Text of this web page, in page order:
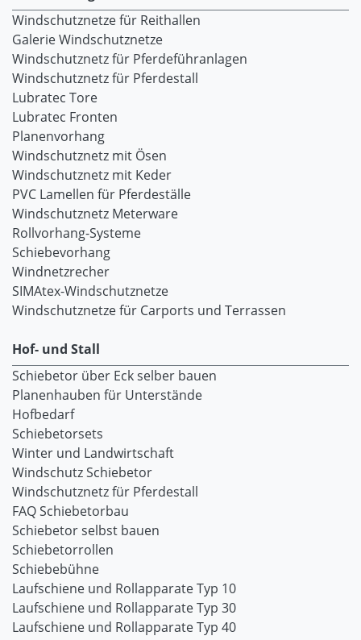
Windschutznetze für Reithallen
Galerie Windschutznetze
Windschutznetz für Pferdeführanlagen
Windschutznetz für Pferdestall
Lubratec Tore
Lubratec Fronten
Planenvorhang
Windschutznetz mit Ösen
Windschutznetz mit Keder
PVC Lamellen für Pferdeställe
Windschutznetz Meterware
Rollvorhang-Systeme
Schiebevorhang
Windnetzrecher
SIMAtex-Windschutznetze
Windschutznetze für Carports und Terrassen
Hof- und Stall
Schiebetor über Eck selber bauen
Planenhauben für Unterstände
Hofbedarf
Schiebetorsets
Winter und Landwirtschaft
Windschutz Schiebetor
Windschutznetz für Pferdestall
FAQ Schiebetorbau
Schiebetor selbst bauen
Schiebetorrollen
Schiebebühne
Laufschiene und Rollapparate Typ 10
Laufschiene und Rollapparate Typ 30
Laufschiene und Rollapparate Typ 40